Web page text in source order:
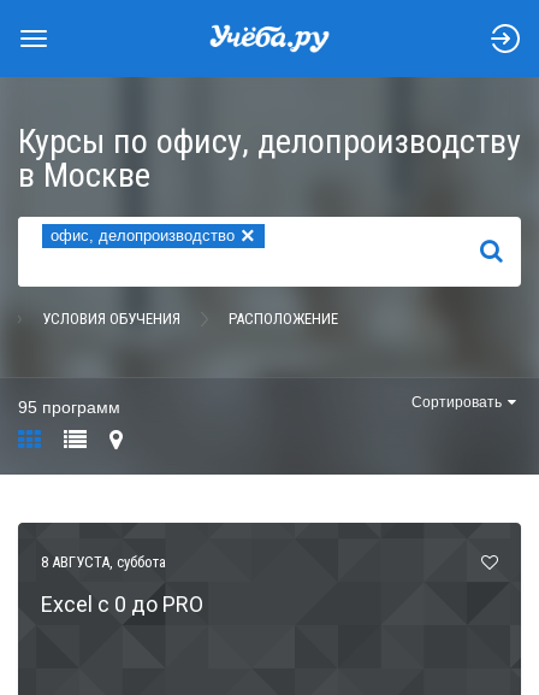
Курсы по офису, делопроизводству
в Москве
офис, делопроизводство ×
НАЙТИ
УСЛОВИЯ ОБУЧЕНИЯ РАСПОЛОЖЕНИЕ
95 программ Сортировать
8 АВГУСТА, суббота
Exсel c 0 до PRO